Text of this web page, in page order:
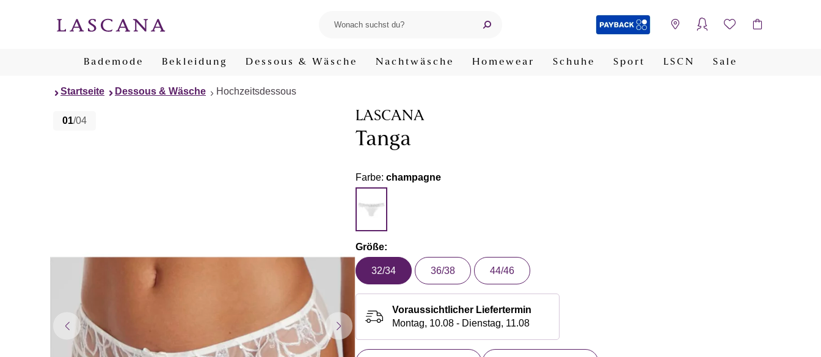
Bademode Bekleidung Dessous & Wäsche Nachtwäsche Homewear Schuhe Sport LSCN Sale
Startseite Dessous & Wäsche Hochzeitsdessous
01/04 LASCANA
Tanga
Farbe: champagne
Größe:
32/34 36/38 44/46
Voraussichtlicher Liefertermin
Montag, 10.08 - Dienstag, 11.08